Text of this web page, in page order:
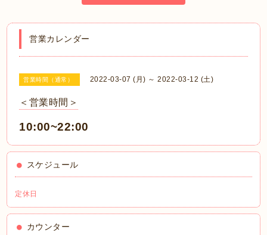
営業カレンダー
営業時間（通常） 2022-03-07 (月) ～ 2022-03-12 (土)
＜営業時間＞
10:00~22:00
スケジュール
定休日
カウンター